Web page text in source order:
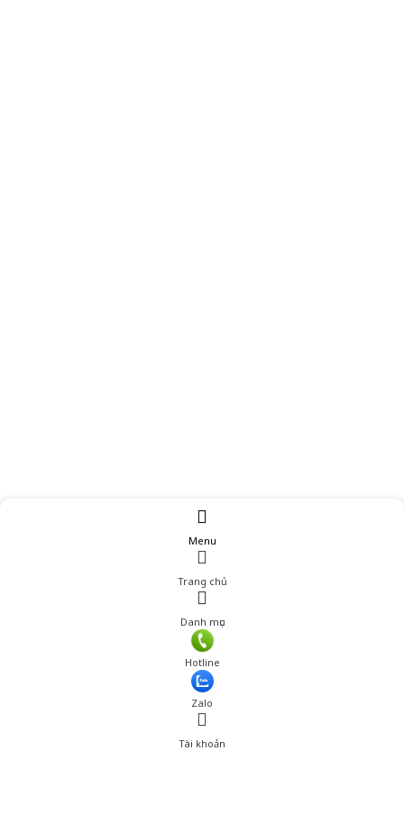
Menu
Trang chủ
Danh mục
Hotline
Zalo
Tài khoản